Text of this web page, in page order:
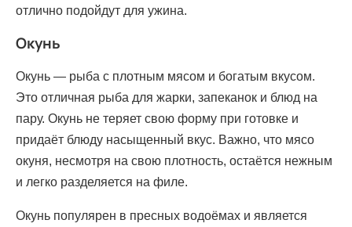
отлично подойдут для ужина.
Окунь
Окунь — рыба с плотным мясом и богатым вкусом.
Это отличная рыба для жарки, запеканок и блюд на
пару. Окунь не теряет свою форму при готовке и
придаёт блюду насыщенный вкус. Важно, что мясо
окуня, несмотря на свою плотность, остаётся нежным
и легко разделяется на филе.
Окунь популярен в пресных водоёмах и является